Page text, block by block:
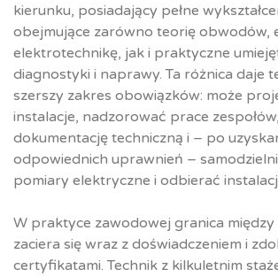
kierunku, posiadający pełne
obejmujące zarówno teorię obwodów,
elektrotechnikę, jak i praktyczne
diagnostyki i naprawy. Ta różnica daje
szerszy zakres obowiązków: może
instalacje, nadzorować prace
dokumentację techniczną i – po
odpowiednich uprawnień –
pomiary elektryczne i odbierać
W praktyce zawodowej granica
zaciera się wraz z doświadczeniem i
certyfikatami. Technik z kilkuletnim